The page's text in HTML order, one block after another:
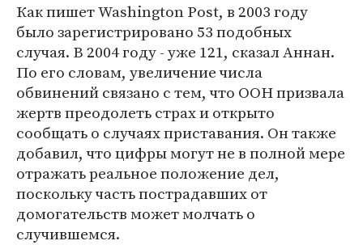
Как пишет Washington Post, в 2003 году
было зарегистрировано 53 подобных
случая. В 2004 году - уже 121, сказал Аннан.
По его словам, увеличение числа
обвинений связано с тем, что ООН призвала
жертв преодолеть страх и открыто
сообщать о случаях приставания. Он также
добавил, что цифры могут не в полной мере
отражать реальное положение дел,
поскольку часть пострадавших от
домогательств может молчать о
случившемся.